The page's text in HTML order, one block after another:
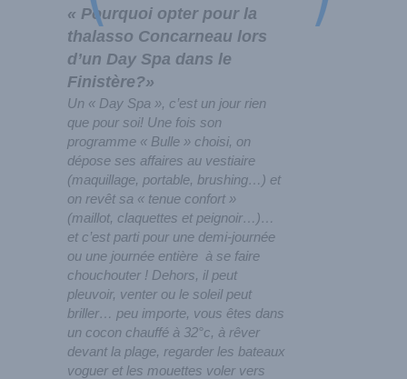
« Pourquoi opter pour la
thalasso Concarneau lors
d’un Day Spa dans le
Finistère?»
Un « Day Spa », c’est un jour rien
que pour soi! Une fois son
programme « Bulle » choisi, on
dépose ses affaires au vestiaire
(maquillage, portable, brushing…) et
on revêt sa « tenue confort »
(maillot, claquettes et peignoir…)…
et c’est parti pour une demi-journée
ou une journée entière à se faire
chouchouter ! Dehors, il peut
pleuvoir, venter ou le soleil peut
briller… peu importe, vous êtes dans
un cocon chauffé à 32°c, à rêver
devant la plage, regarder les bateaux
voguer et les mouettes voler vers